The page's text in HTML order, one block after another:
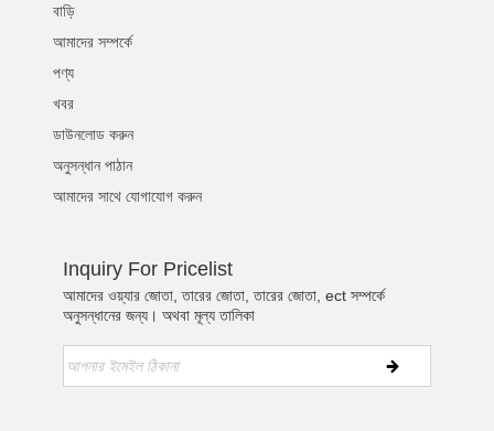
বাড়ি
আমাদের সম্পর্কে
পণ্য
খবর
ডাউনলোড করুন
অনুসন্ধান পাঠান
আমাদের সাথে যোগাযোগ করুন
Inquiry For Pricelist
আমাদের ওয়্যার জোতা, তারের জোতা, তারের জোতা, ect সম্পর্কে
অনুসন্ধানের জন্য। অথবা মূল্য তালিকা